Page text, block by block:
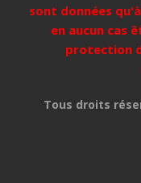
sont données
en aucun cas
protection
Tous droits